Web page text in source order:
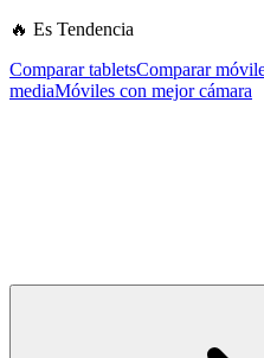
🔥 Es Tendencia
Comparar tabletsComparar
mediaMóviles con mejor cámara